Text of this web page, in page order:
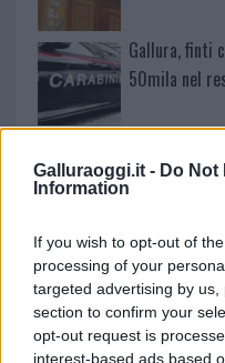
Galluraoggi.it - Do Not
Information
If you wish to opt-out of
processing of your
targeted advertising by
section to confirm your
opt-out request is
interest-based ads based
Gallura, finti
50mila nel
protagonisti
Test tunnel
fine agosto
Aggius